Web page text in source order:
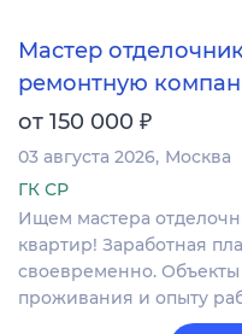
Мастер
ремонтную
от 150 000 ₽
03 августа 2026 Москва
ГК СР
Ищем мастера
квартир! Заработная
своевременно. Объекты
проживания и опыту